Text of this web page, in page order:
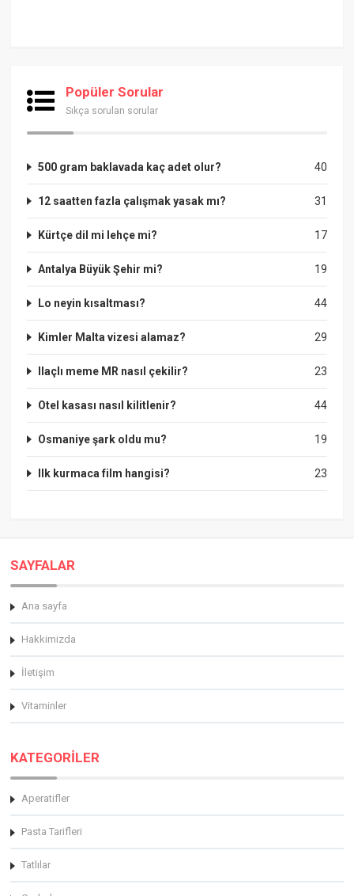
Popüler Sorular
Sıkça sorulan sorular
40
500 gram baklavada kaç adet olur?
31
12 saatten fazla çalışmak yasak mı?
17
Kürtçe dil mi lehçe mi?
19
Antalya Büyük Şehir mi?
44
Lo neyin kısaltması?
29
Kimler Malta vizesi alamaz?
23
Ilaçlı meme MR nasıl çekilir?
44
Otel kasası nasıl kilitlenir?
19
Osmaniye şark oldu mu?
23
Ilk kurmaca film hangisi?
SAYFALAR
Ana sayfa
Hakkimizda
İletişim
Vitaminler
KATEGORİLER
Aperatifler
Pasta Tarifleri
Tatlılar